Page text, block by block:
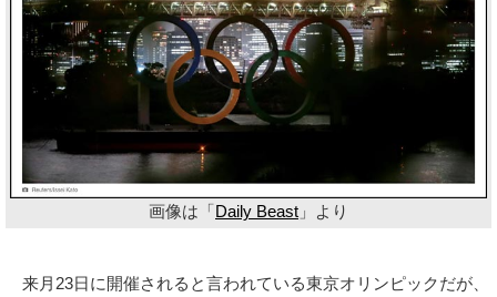
画像は「Daily Beast 」より
来月23日に開催されると言われている東京オリンピックだが、